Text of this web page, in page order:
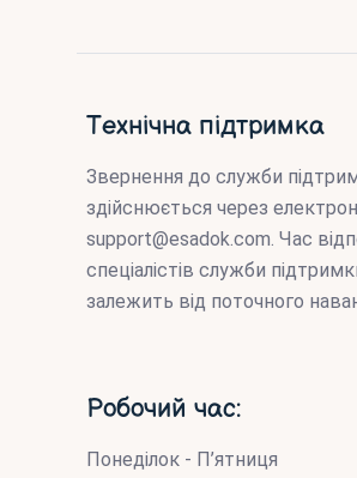
Технічна підтримка
Звернення до служби
здійснюється через
support@esadok.com. Час
спеціалістів служби
залежить від поточного
Робочий час:
Понеділок - П’ятниця